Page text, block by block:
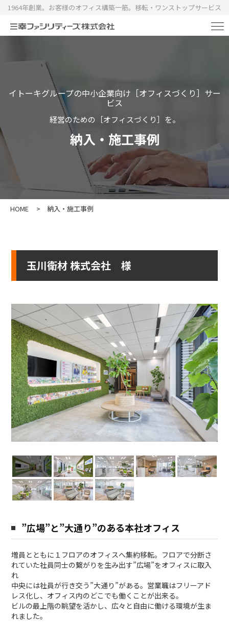
1964年創業。お客様のオフィス構築一筋。移転・ワンストップサービス
イトーキグループの中小企業向け［オフィスづくり］サー
ビス
経営のための［オフィスづくり］を。
納入・施工事例
HOME > 納入・施工事例
玉川衛材 株式会社 様
”広場”と”大通り”のある本社オフィス
増員とともに１フロアのオフィスへ集約移転。フロアで分断さ
れていた社員同士の繋がりを生み出す”広場”をオフィスに取入
れ
中央には社員が行き交う”大通り”がある。営業職はフリーアド
レス化し、オフィス内のどこでも働くことが出来る。
ビルの最上階の眺望を活かし、広々と自由に働ける環境が生ま
れました。